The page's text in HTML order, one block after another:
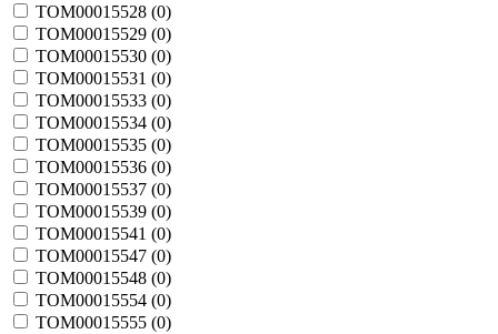
TOM00015528 (0)
TOM00015529 (0)
TOM00015530 (0)
TOM00015531 (0)
TOM00015533 (0)
TOM00015534 (0)
TOM00015535 (0)
TOM00015536 (0)
TOM00015537 (0)
TOM00015539 (0)
TOM00015541 (0)
TOM00015547 (0)
TOM00015548 (0)
TOM00015554 (0)
TOM00015555 (0)